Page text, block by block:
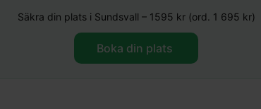
Säkra din plats i Sundsvall – 1595 kr (ord. 1 695 kr)
Boka din plats ​